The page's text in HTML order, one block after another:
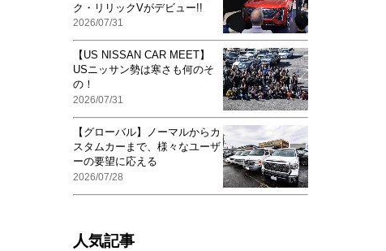
ク・リリックVがデビュー!!
2026/07/31
【US NISSAN CAR MEET】
USニッサン勢は寒さも何のそ
の！
2026/07/31
【グローバル】ノーマルからカ
スタムカーまで、様々なユーザ
ーの要望に応える
2026/07/28
人気記事